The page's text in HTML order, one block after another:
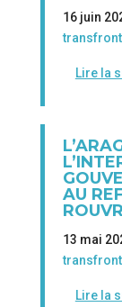
16 juin
Lire la
AU
13 mai
Lire la